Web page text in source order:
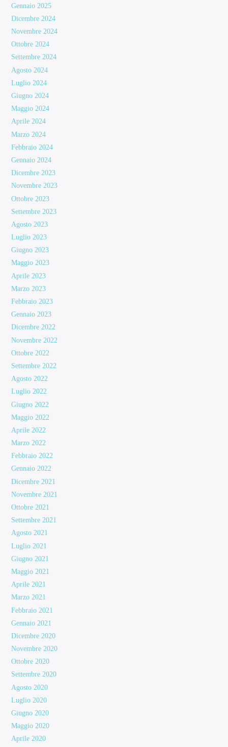
Gennaio 2025
Dicembre 2024
Novembre 2024
Ottobre 2024
Settembre 2024
Agosto 2024
Luglio 2024
Giugno 2024
Maggio 2024
Aprile 2024
Marzo 2024
Febbraio 2024
Gennaio 2024
Dicembre 2023
Novembre 2023
Ottobre 2023
Settembre 2023
Agosto 2023
Luglio 2023
Giugno 2023
Maggio 2023
Aprile 2023
Marzo 2023
Febbraio 2023
Gennaio 2023
Dicembre 2022
Novembre 2022
Ottobre 2022
Settembre 2022
Agosto 2022
Luglio 2022
Giugno 2022
Maggio 2022
Aprile 2022
Marzo 2022
Febbraio 2022
Gennaio 2022
Dicembre 2021
Novembre 2021
Ottobre 2021
Settembre 2021
Agosto 2021
Luglio 2021
Giugno 2021
Maggio 2021
Aprile 2021
Marzo 2021
Febbraio 2021
Gennaio 2021
Dicembre 2020
Novembre 2020
Ottobre 2020
Settembre 2020
Agosto 2020
Luglio 2020
Giugno 2020
Maggio 2020
Aprile 2020